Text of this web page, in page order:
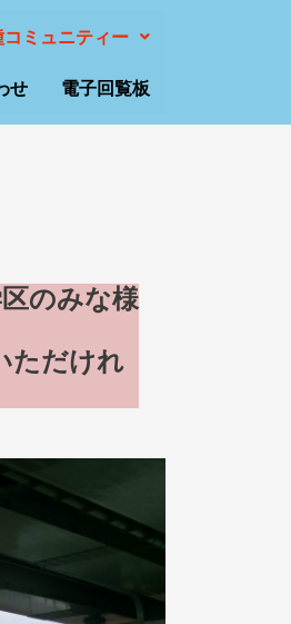
コミュニティー
せ 電子回覧板
のみな様
ただけれ